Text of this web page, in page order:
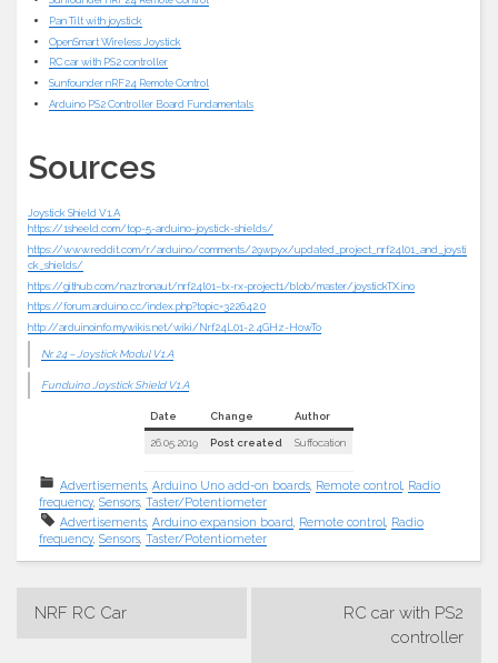
Pan Tilt with joystick
OpenSmart Wireless Joystick
RC car with PS2 controller
Sunfounder nRF24 Remote Control
Arduino PS2 Controller Board Fundamentals
Sources
Joystick Shield V1.A
https://1sheeld.com/top-5-arduino-joystick-shields/
https://www.reddit.com/r/arduino/comments/29wpyx/updated_project_nrf24l01_and_joysti
ck_shields/
https://github.com/naztronaut/nrf24l01–tx-rx-project1/blob/master/joystickTX.ino
https://forum.arduino.cc/index.php?topic=322642.0
http://arduinoinfo.mywikis.net/wiki/Nrf24L01-2.4GHz-HowTo
Nr. 24 – Joystick Modul V1.A
Funduino Joystick Shield V1.A
Date Change Author
26.05.2019 Post created Suffocation
Advertisements Arduino Uno add-on boards Remote control Radio
frequency, Sensors Taster/Potentiometer
Advertisements Arduino expansion board Remote control Radio
frequency, Sensors Taster/Potentiometer
Post
NRF RC Car
RC car with PS2
controller